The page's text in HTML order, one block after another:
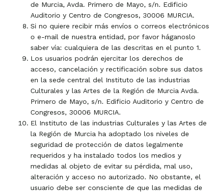
de Murcia, Avda. Primero de Mayo, s/n. Edificio
Auditorio y Centro de Congresos, 30006 MURCIA.
Si no quiere recibir más envíos o correos electrónicos
o e-mail de nuestra entidad, por favor háganoslo
saber vía: cualquiera de las descritas en el punto 1.
Los usuarios podrán ejercitar los derechos de
acceso, cancelación y rectificación sobre sus datos
en la sede central del Instituto de las industrias
Culturales y las Artes de la Región de Murcia Avda.
Primero de Mayo, s/n. Edificio Auditorio y Centro de
Congresos, 30006 MURCIA.
El Instituto de las industrias Culturales y las Artes de
la Región de Murcia ha adoptado los niveles de
seguridad de protección de datos legalmente
requeridos y ha instalado todos los medios y
medidas al objeto de evitar su pérdida, mal uso,
alteración y acceso no autorizado. No obstante, el
usuario debe ser consciente de que las medidas de